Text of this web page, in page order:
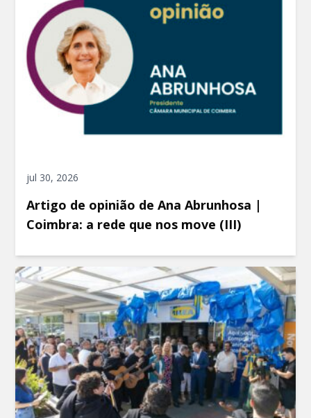
jul 30, 2026
Artigo de opinião de Ana Abrunhosa |
Coimbra: a rede que nos move (III)